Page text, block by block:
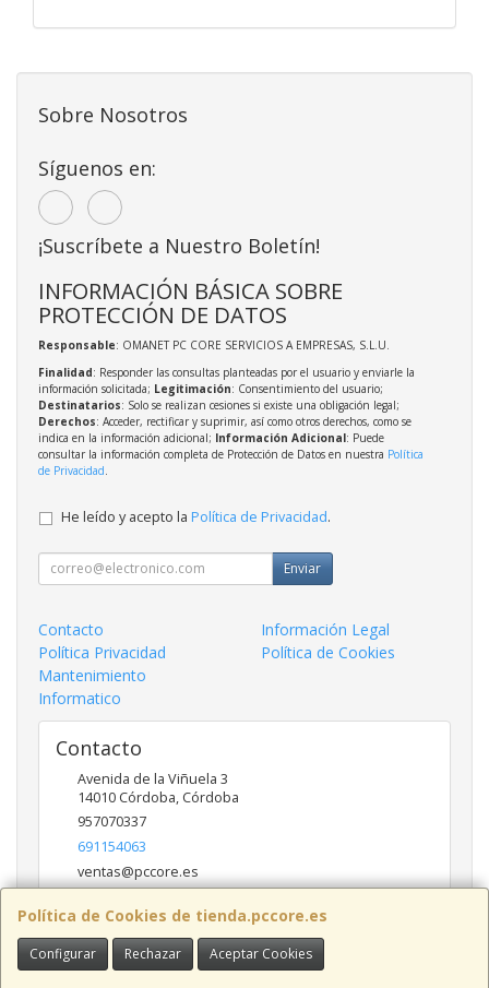
Política de Cookies de tienda.pccore.es
Configurar Rechazar Aceptar Cookies
Sobre Nosotros
Síguenos en:
¡Suscríbete a Nuestro Boletín!
INFORMACIÓN BÁSICA SOBRE
PROTECCIÓN DE DATOS
Responsable: OMANET PC CORE SERVICIOS A EMPRESAS, S.L.U.
Finalidad: Responder las consultas planteadas por el usuario y enviarle la
información solicitada; Legitimación: Consentimiento del usuario;
Destinatarios: Solo se realizan cesiones si existe una obligación legal;
Derechos: Acceder, rectificar y suprimir, así como otros derechos, como se
indica en la información adicional; Información Adicional: Puede
consultar la información completa de Protección de Datos en nuestra Política
de Privacidad
He leído y acepto la Política de Privacidad.
Enviar
Contacto
Información Legal
Política Privacidad
Política de Cookies
Mantenimiento
Informatico
Contacto
Avenida de la Viñuela 3
14010 Córdoba, Córdoba
957070337
691154063
ventas@pccore.es
Horario
10-13:30